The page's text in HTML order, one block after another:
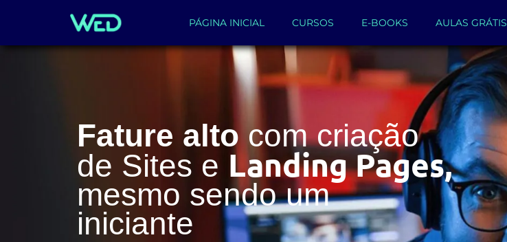
PÁGINA INICIAL CURSOS E-BOOKS AULAS GRÁTIS
Fature alto com criação
de Sites e Landing Pages,
mesmo sendo um
iniciante